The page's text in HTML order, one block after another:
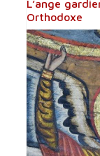
L’ange
Orthodoxe